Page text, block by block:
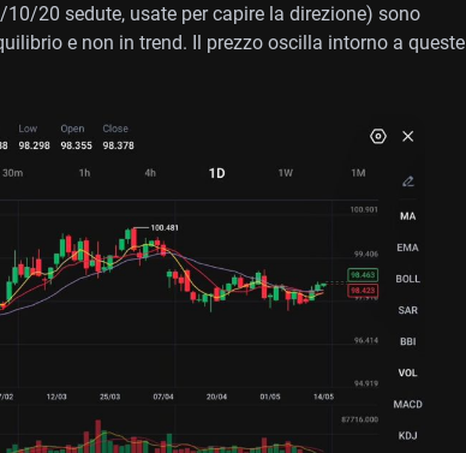
20 sedute, usate per capire la direzione) sono
e non in trend. Il prezzo oscilla intorno a queste